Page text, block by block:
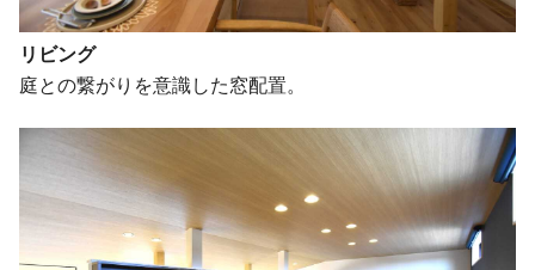
リビング
庭との繋がりを意識した窓配置。